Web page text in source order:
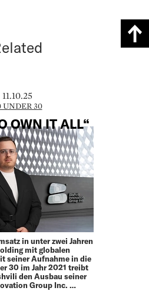
11.10.25
UNDER 30
OWN IT ALL“
in unter zwei Jahren
mit globalen
seiner Aufnahme in die
30 im Jahr 2021 treibt
den Ausbau seiner
Group Inc. …